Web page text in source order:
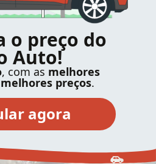
o preço do
Auto!
, com as melhores
melhores preços.